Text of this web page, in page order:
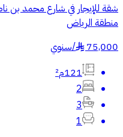
شقة للإيجار في شارع محمد بن
منطقة الرياض
75,000
§
/سنوي
121م²
2
3
1